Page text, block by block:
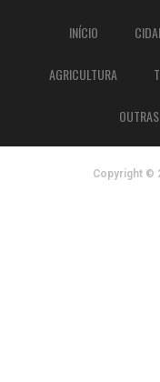
INÍCIO
AGRICULTURA
Copyright ©